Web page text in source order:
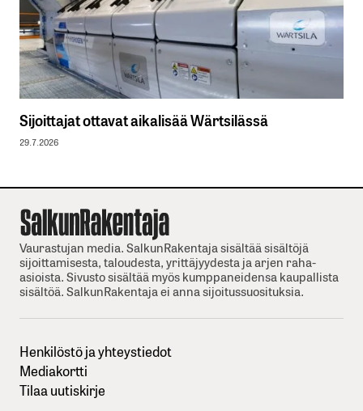
Sijoittajat ottavat aikalisää Wärtsilässä
29.7.2026
Vaurastujan media. SalkunRakentaja sisältää sisältöjä
sijoittamisesta, taloudesta, yrittäjyydesta ja arjen raha-
asioista. Sivusto sisältää myös kumppaneidensa kaupallista
sisältöä. SalkunRakentaja ei anna sijoitussuosituksia.
Henkilöstö ja yhteystiedot
Mediakortti
Tilaa uutiskirje